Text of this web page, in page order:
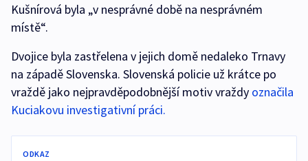
Kušnírová byla „v nesprávné době na nesprávném
místě“.
Dvojice byla zastřelena v jejich domě nedaleko Trnavy
na západě Slovenska. Slovenská policie už krátce po
vraždě jako nejpravděpodobnější motiv vraždy označila
Kuciakovu investigativní práci.
ODKAZ